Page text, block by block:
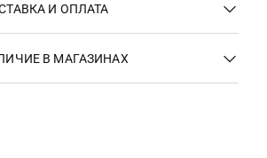
И ОПЛАТА
В МАГАЗИНАХ